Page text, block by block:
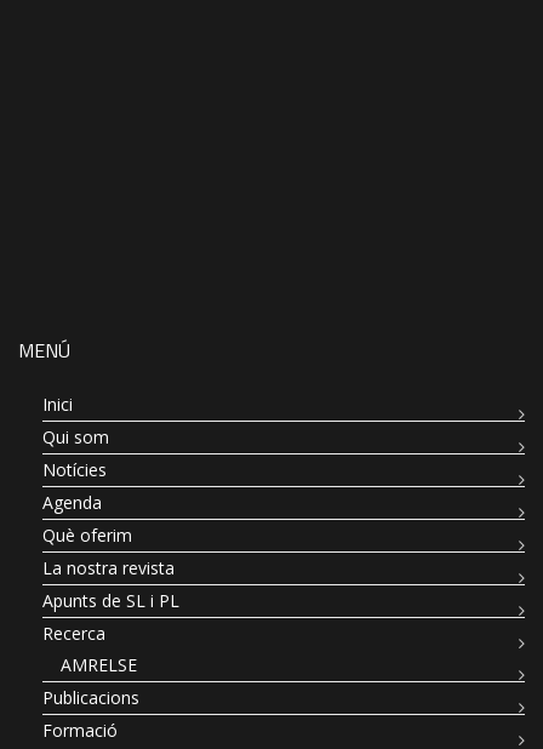
MENÚ
Inici
Qui som
Notícies
Agenda
Què oferim
La nostra revista
Apunts de SL i PL
Recerca
AMRELSE
Publicacions
Formació